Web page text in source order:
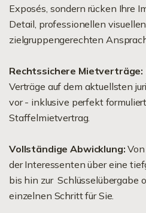
Exposés, sondern rücken Ihre
Detail, professionellen
zielgruppengerechten
Rechtssichere Mietverträge:
Verträge auf dem aktuellsten
vor - inklusive perfekt
Staffelmietvertrag.
Vollständige Abwicklung:
der Interessenten über eine
bis hin zur Schlüsselübergabe
einzelnen Schritt für Sie.